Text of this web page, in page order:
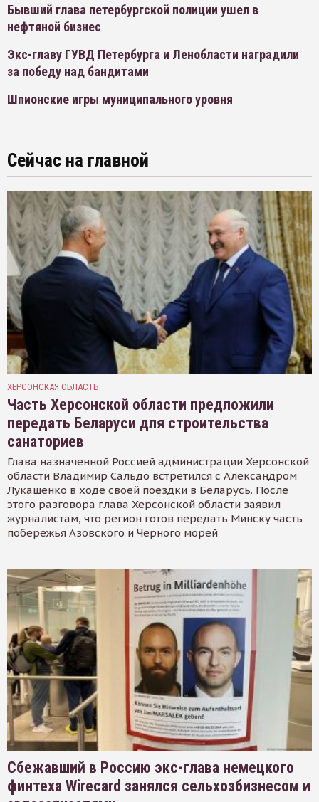
Бывший глава петербургской полиции ушел в
нефтяной бизнес
Экс-главу ГУВД Петербурга и Ленобласти наградили
за победу над бандитами
Шпионские игры муниципального уровня
Сейчас на главной
ХЕРСОНСКАЯ ОБЛАСТЬ
Часть Херсонской области предложили
передать Беларуси для строительства
санаториев
Глава назначенной Россией администрации Херсонской
области Владимир Сальдо встретился с Александром
Лукашенко в ходе своей поездки в Беларусь. После
этого разговора глава Херсонской области заявил
журналистам, что регион готов передать Минску часть
побережья Азовского и Черного морей
Сбежавший в Россию экс-глава немецкого
финтеха Wirecard занялся сельхозбизнесом и